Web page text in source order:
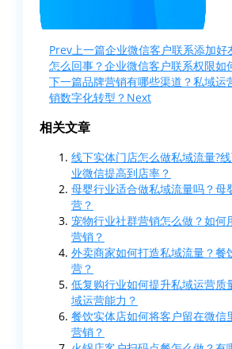
Prev上一篇企业微信客户联系添加好
怎么回事？企业微信客户联系权限如
下一篇品牌营销有哪些渠道？私域运
销数字化转型？ Next
相关文章
线下实体门店怎么做私域流量?
业微信提高到店率？
母婴行业适合做私域流量吗？母
营？
宠物行业社群营销怎么做？如何
营销？
外卖商家如何打造私域流量？餐
营？
低复购行业如何提升私域运营质
域运营能力？
餐饮实体店如何将客户留在微信
营销？